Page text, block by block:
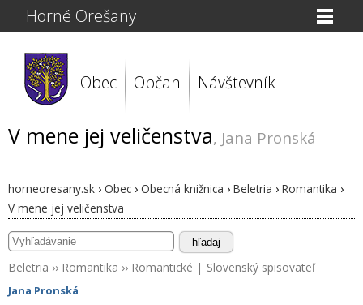
Horné Orešany
Obec Občan Návštevník
V mene jej veličenstva, Jana Pronská
horneoresany.sk › Obec › Obecná knižnica › Beletria › Romantika ›
V mene jej veličenstva
hľadaj
Beletria ›› Romantika ›› Romantické | Slovenský spisovateľ
Jana Pronská